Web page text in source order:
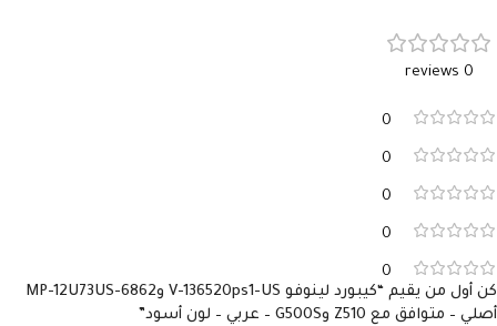
0 reviews
0
0
0
0
0
كن أول من يقيم “كيبورد لينوفو V-136520ps1-US وMP-12U73US-6862
أصلي – متوافق مع Z510 وG500S – عربي – لون أسود”